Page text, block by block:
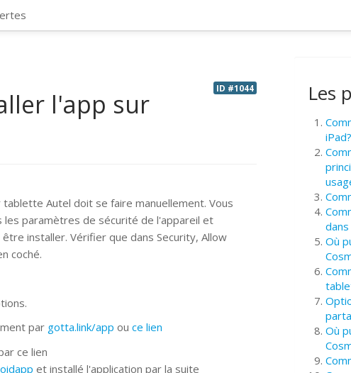
ID #1044
l'app sur
Autel doit se faire manuellement. Vous
paramètres de sécurité de l'appareil et
installer. Vérifier que dans Security, Allow
coché.
par gotta.link/app ouce lien
ce lien
et installé l'application par la suite
Les
iPad?
Où
Où